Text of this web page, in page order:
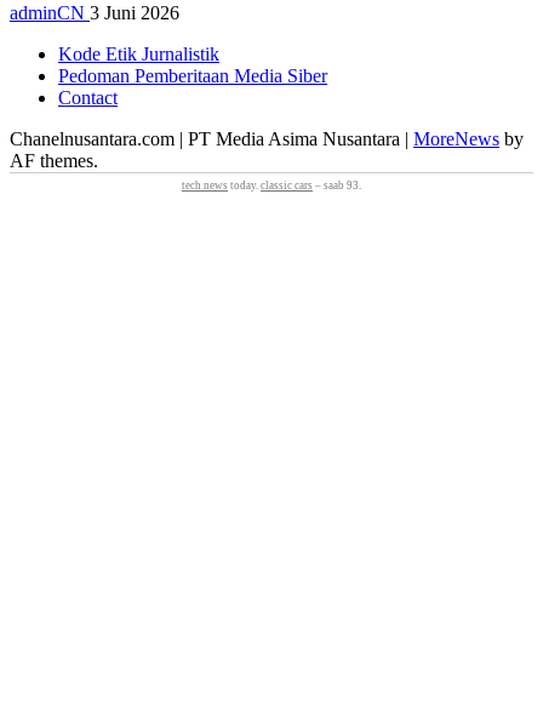
adminCN 3 Juni 2026
Kode Etik Jurnalistik
Pedoman Pemberitaan Media Siber
Contact
Chanelnusantara.com | PT Media Asima Nusantara | MoreNews by
AF themes.
tech news today. classic cars – saab 93.